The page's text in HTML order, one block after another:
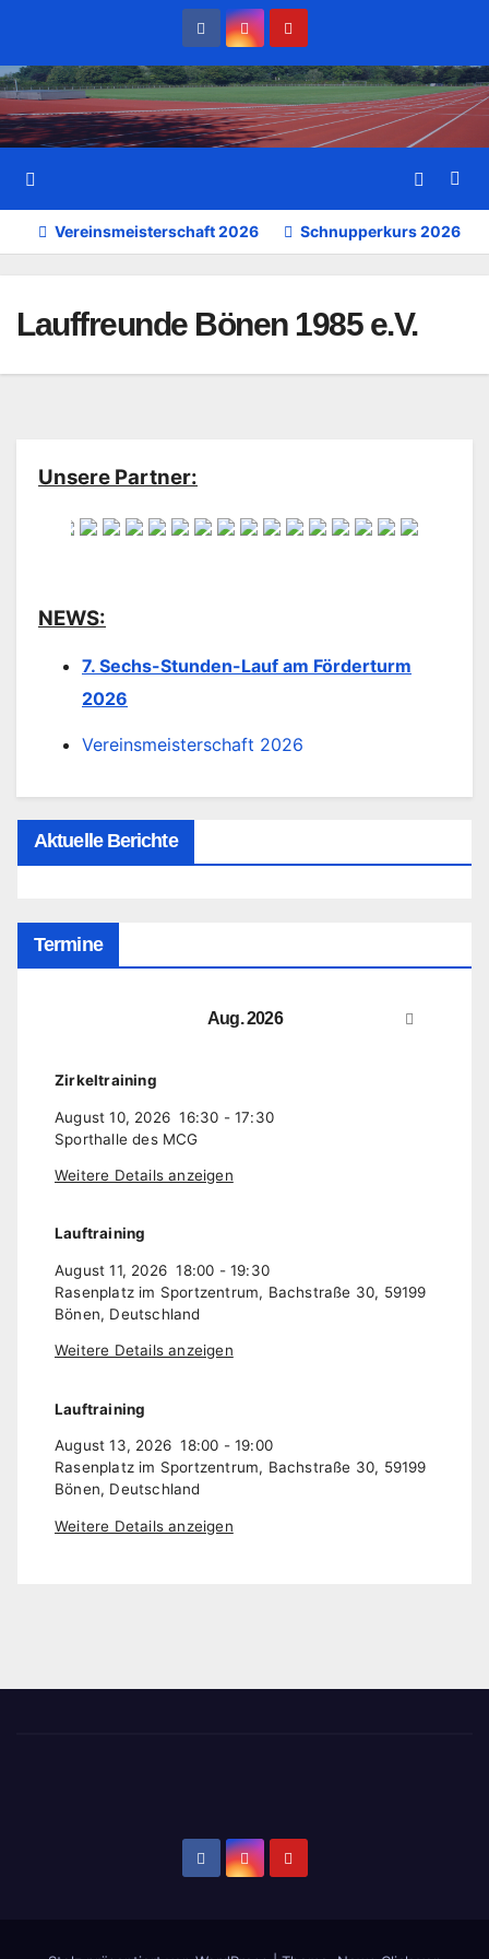
wechseln
Vereinsmeisterschaft 2026 Schnupperkurs 2026
Lauffreunde Bönen 1985 e.V.
Unsere Partner:
NEWS:
7. Sechs-Stunden-Lauf am Förderturm
2026
Vereinsmeisterschaft 2026
Aktuelle Berichte
Termine
Aug. 2026
Zirkeltraining
August 10, 2026 16:30 -17:30
Sporthalle des MCG
Weitere Details anzeigen
Lauftraining
August 11, 2026 18:00 -19:30
Rasenplatz im Sportzentrum, Bachstraße 30, 59199
Bönen, Deutschland
Weitere Details anzeigen
Lauftraining
August 13, 2026 18:00 -19:00
Rasenplatz im Sportzentrum, Bachstraße 30, 59199
Bönen, Deutschland
Weitere Details anzeigen